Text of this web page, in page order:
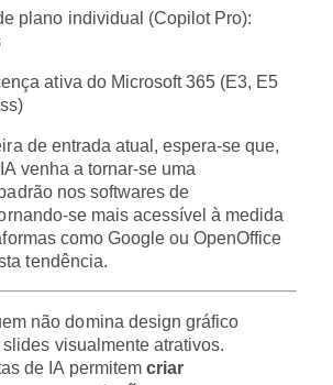
plano individual (Copilot Pro):
ativa do Microsoft 365 (E3, E5
de entrada atual, espera-se que,
venha a tornar-se uma
nos softwares de
se mais acessível à medida
como Google ou OpenOffice
tendência.
não domina design gráfico
visualmente atrativos.
de IA permitem criar